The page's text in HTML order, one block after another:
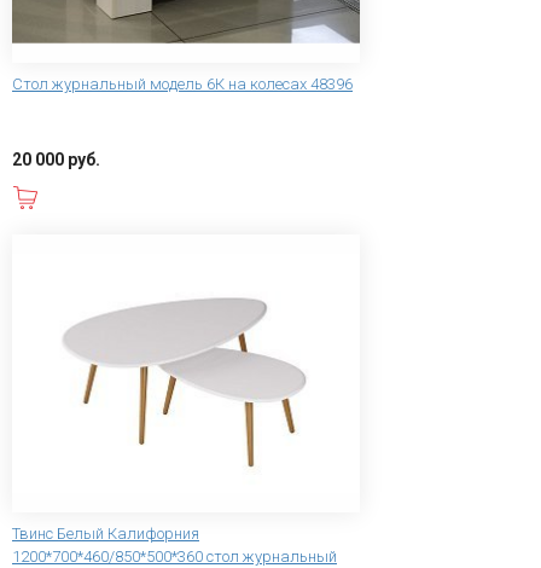
Стол журнальный модель 6К на колесах 48396
20 000 руб.
Твинс Белый Калифорния
1200*700*460/850*500*360 стол журнальный